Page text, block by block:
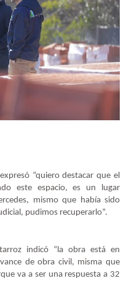
“quiero destacar que el
este espacio, es un lugar
mismo que había sido
pudimos recuperarlo”.
indicó “la obra está en
de obra civil, misma que
va a ser una respuesta a 32